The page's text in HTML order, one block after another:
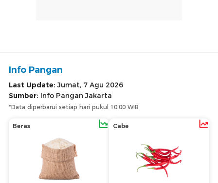
Info Pangan
Last Update:Jumat, 7 Agu 2026
Sumber: Info Pangan Jakarta
*Data diperbarui setiap hari pukul 10:00 WIB
Beras Cabe